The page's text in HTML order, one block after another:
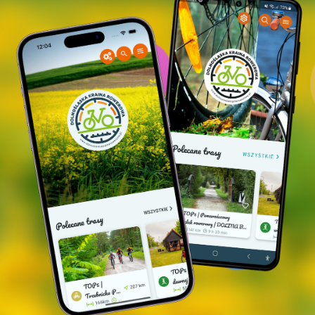
do niedawna znakomity punkt widokowy na
Dolinę Baryczy; obecnie zabytek znajduje się
w bardzo złym stanie techniczym i wstęp na
niego jest zabroniony.
PARK W POSTOLINIE- Park o powierzchni
5,20 ha został założony w latach 60-tych XIX
wieku przez mieszkańca Postolina (Postel)
hrabiego Heinricha Rudolfa von Salischa,
dendrologa i miłośnika lasu, właściciela
majątku w Postolinie i Karminie. w centrum
znajdują się ruiny dworku zburzonego w 1945
r. Obecnie park jest własnością Nadleśnictwa
Milicz. W 2000 roku został wpisany do
rejestru zabytków. Park wyróżnia się
bogactwem roślin zielnych, drzew i krzewów.